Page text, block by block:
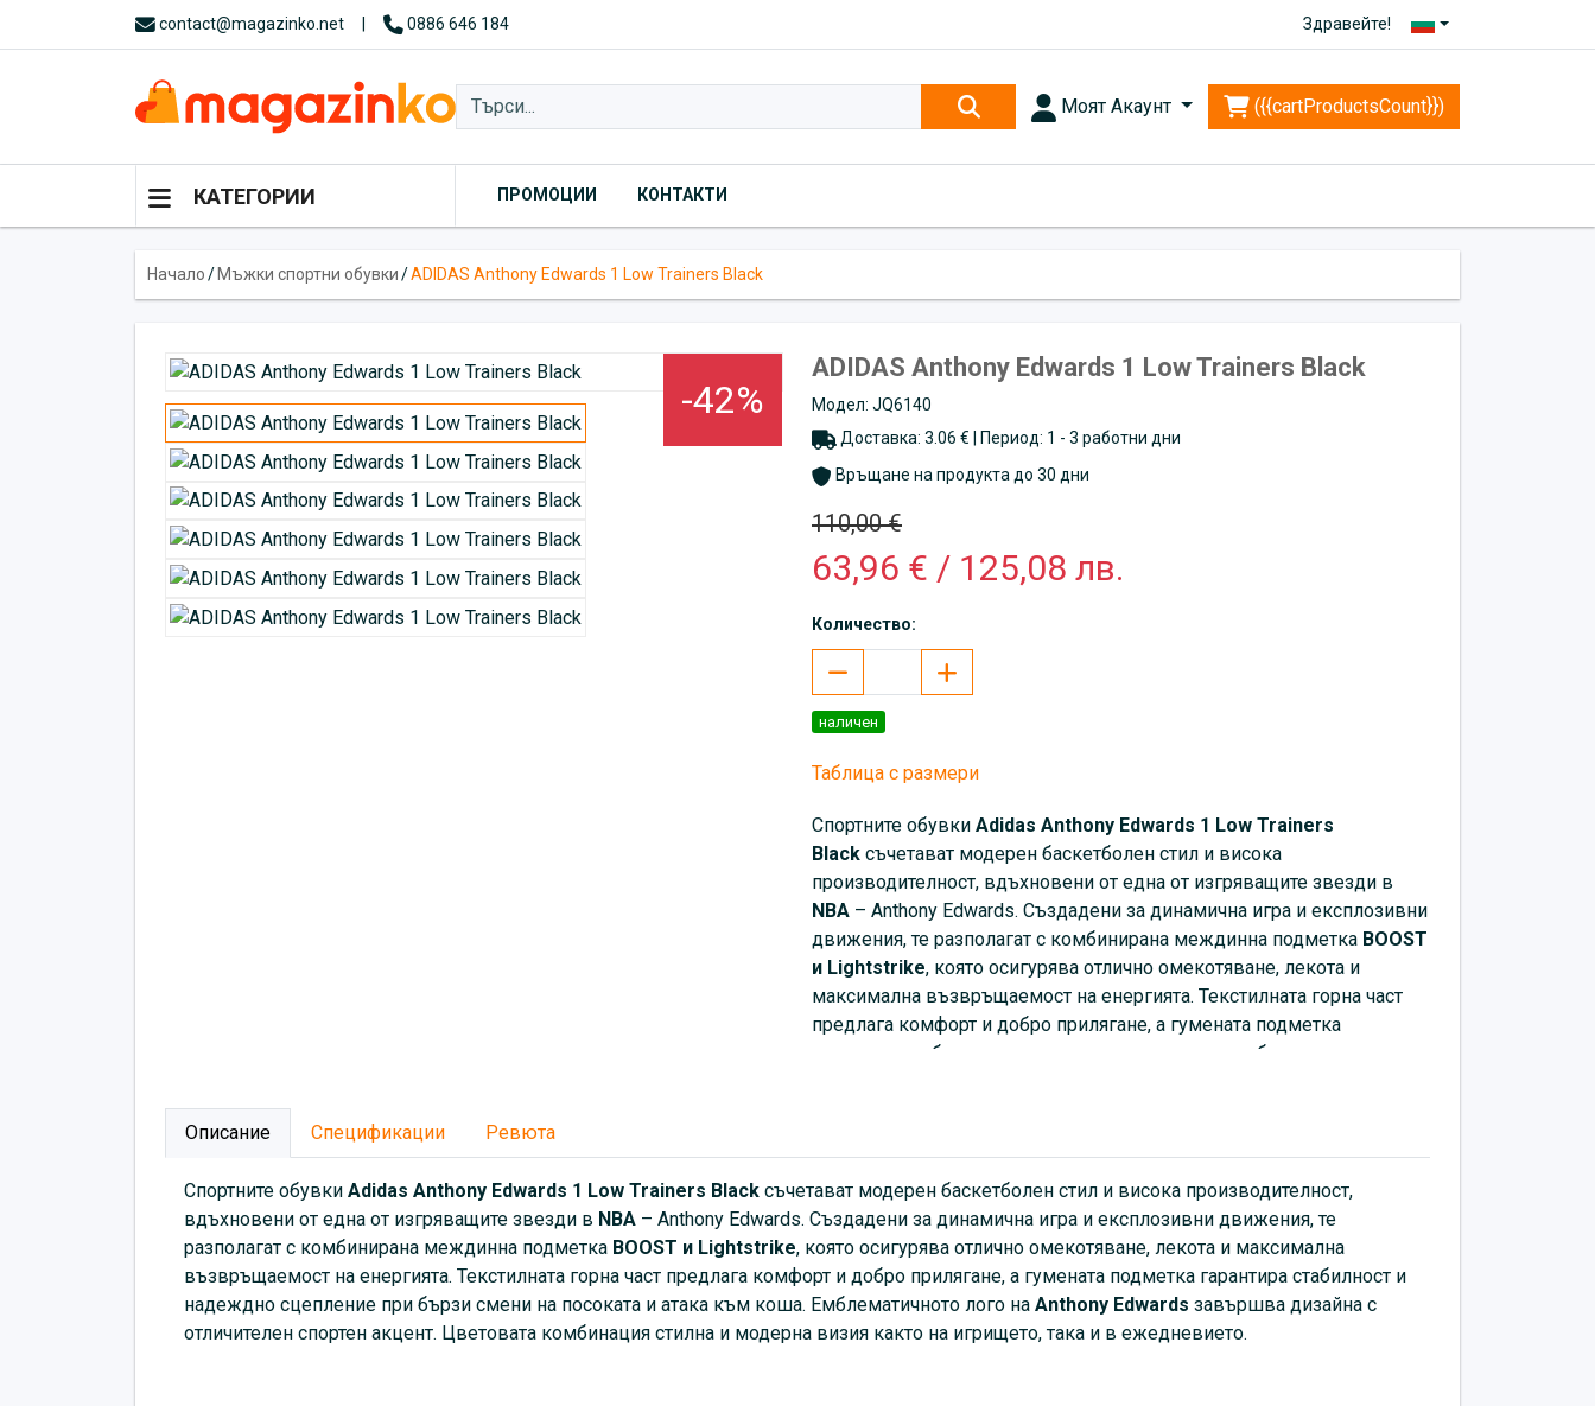
contact@magazinko.net 0886 646 184 Здравейте!
Моят Акаунт ({{cartProductsCount}})
КАТЕГОРИИ ПРОМОЦИИ КОНТАКТИ
Начало/ Мъжки спортни обувки/ADIDAS Anthony Edwards 1 Low Trainers Black
-42%
ADIDAS Anthony Edwards 1 Low Trainers Black
Модел: JQ6140
Доставка: 3.06 € | Период: 1 - 3 работни дни
Връщане на продукта до 30 дни
110,00 €
63,96 € / 125,08 лв.
Количество:
наличен
Таблица с размери
Спортните обувки Аdidas Anthony Edwards 1 Low Trainers
Black съчетават модерен баскетболен стил и висока
производителност, вдъхновени от една от изгряващите звезди в
NBA – Anthony Edwards. Създадени за динамична игра и експлозивни
движения, те разполагат с комбинирана междинна подметка BOOST
и Lightstrike, която осигурява отлично омекотяване, лекота и
максимална възвръщаемост на енергията. Текстилната горна част
предлага комфорт и добро прилягане, а гумената подметка
гарантира стабилност и надеждно сцепление при бързи смени на
Описание Спецификации Ревюта
Спортните обувки Аdidas Anthony Edwards 1 Low Trainers Black съчетават модерен баскетболен стил и висока производителност,
вдъхновени от една от изгряващите звезди в NBA – Anthony Edwards. Създадени за динамична игра и експлозивни движения, те
разполагат с комбинирана междинна подметка BOOST и Lightstrike, която осигурява отлично омекотяване, лекота и максимална
възвръщаемост на енергията. Текстилната горна част предлага комфорт и добро прилягане, а гумената подметка гарантира стабилност и
надеждно сцепление при бързи смени на посоката и атака към коша. Емблематичното лого на Anthony Edwards завършва дизайна с
отличителен спортен акцент. Цветовата комбинация стилна и модерна визия както на игрището, така и в ежедневието.